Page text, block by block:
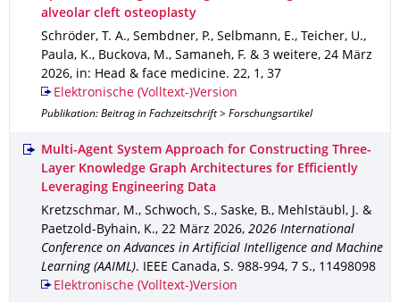
alveolar cleft osteoplasty
Schröder, T. A., Sembdner, P., Selbmann, E., Teicher, U.,
Paula, K., Buckova, M., Samaneh, F. & 3 weitere, 24 März
2026, in: Head & face medicine. 22, 1 , 37
Elektronische (Volltext-)Version
Publikation: Beitrag in Fachzeitschrift > Forschungsartikel
Multi-Agent System Approach for Constructing Three-
Layer Knowledge Graph Architectures for Efficiently
Leveraging Engineering Data
Kretzschmar, M., Schwoch, S., Saske, B., Mehlstäubl, J. &
Paetzold-Byhain, K., 22 März 2026, 2026 International
Conference on Advances in Artificial Intelligence and Machine
Learning (AAIML). IEEE Canada, S. 988-994, 7 S., 11498098
Elektronische (Volltext-)Version